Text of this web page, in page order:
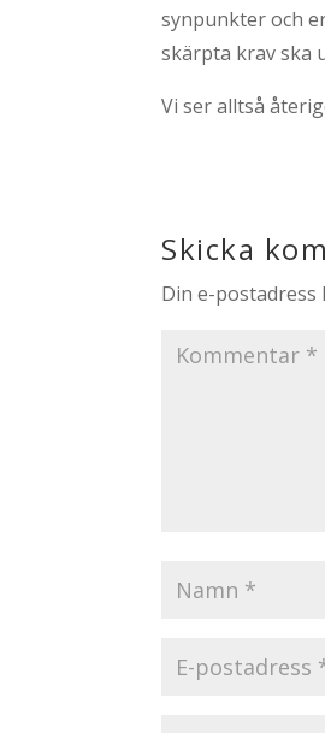
synpunkter och
skärpta krav ska
Vi ser alltså
Skicka
Din e-postadress